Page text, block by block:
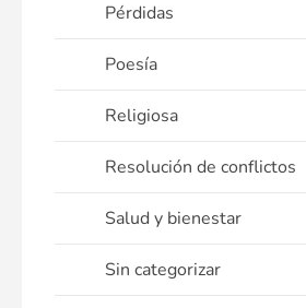
Pérdidas
Poesía
Religiosa
Resolución de conflictos
Salud y bienestar
Sin categorizar